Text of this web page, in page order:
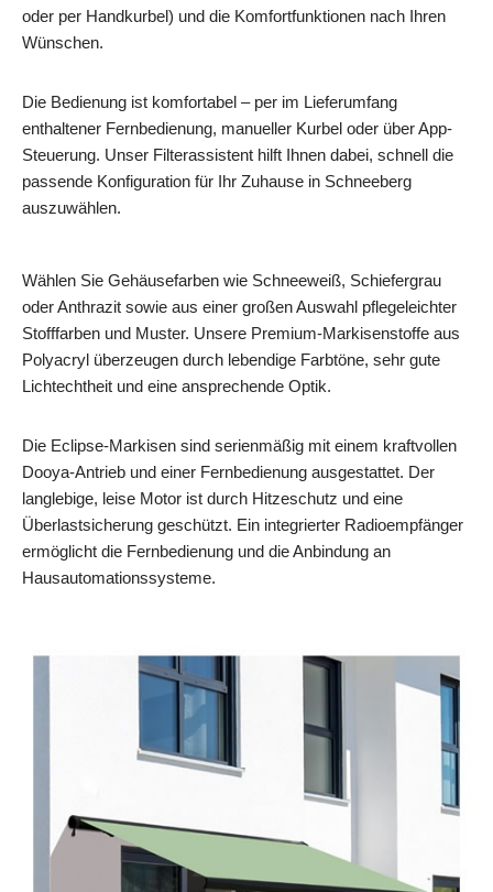
oder per Handkurbel) und die Komfortfunktionen nach Ihren
Wünschen.
Die Bedienung ist komfortabel – per im Lieferumfang
enthaltener Fernbedienung, manueller Kurbel oder über App-
Steuerung. Unser Filterassistent hilft Ihnen dabei, schnell die
passende Konfiguration für Ihr Zuhause in Schneeberg
auszuwählen.
Wählen Sie Gehäusefarben wie Schneeweiß, Schiefergrau
oder Anthrazit sowie aus einer großen Auswahl pflegeleichter
Stofffarben und Muster. Unsere Premium-Markisenstoffe aus
Polyacryl überzeugen durch lebendige Farbtöne, sehr gute
Lichtechtheit und eine ansprechende Optik.
Die Eclipse-Markisen sind serienmäßig mit einem kraftvollen
Dooya-Antrieb und einer Fernbedienung ausgestattet. Der
langlebige, leise Motor ist durch Hitzeschutz und eine
Überlastsicherung geschützt. Ein integrierter Radioempfänger
ermöglicht die Fernbedienung und die Anbindung an
Hausautomationssysteme.